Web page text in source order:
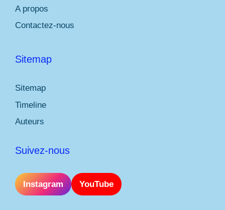
A propos
Contactez-nous
Sitemap
Sitemap
Timeline
Auteurs
Suivez-nous
Instagram YouTube